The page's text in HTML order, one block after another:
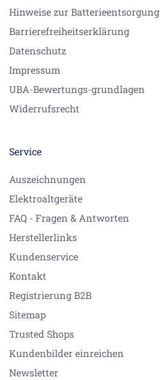
Hinweise zur Batterieentsorgung
Barrierefreiheitserklärung
Datenschutz
Impressum
UBA-Bewertungs-grundlagen
Widerrufsrecht
Service
Auszeichnungen
Elektroaltgeräte
FAQ - Fragen & Antworten
Herstellerlinks
Kundenservice
Kontakt
Registrierung B2B
Sitemap
Trusted Shops
Kundenbilder einreichen
Newsletter